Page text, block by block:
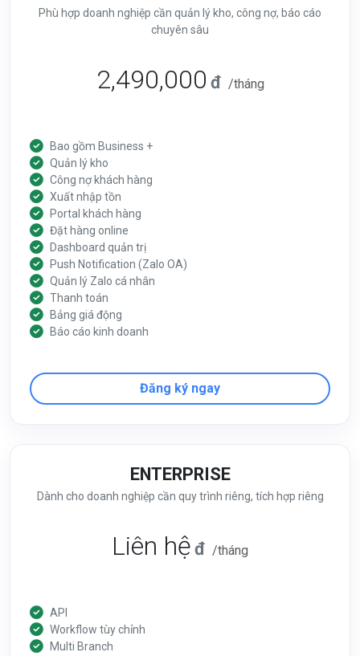
Phù hợp doanh nghiệp cần quản lý kho, công nợ, báo cáo
chuyên sâu
2,490,000 đ /tháng
Bao gồm Business +
Quản lý kho
Công nợ khách hàng
Xuất nhập tồn
Portal khách hàng
Đặt hàng online
Dashboard quản trị
Push Notification (Zalo OA)
Quản lý Zalo cá nhân
Thanh toán
Bảng giá động
Báo cáo kinh doanh
Đăng ký ngay
ENTERPRISE
Dành cho doanh nghiệp cần quy trình riêng, tích hợp riêng
Liên hệ đ /tháng
API
Workflow tùy chỉnh
Multi Branch